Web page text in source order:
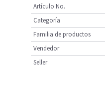
Artículo No.
Categoría
Familia de productos
Vendedor
Seller